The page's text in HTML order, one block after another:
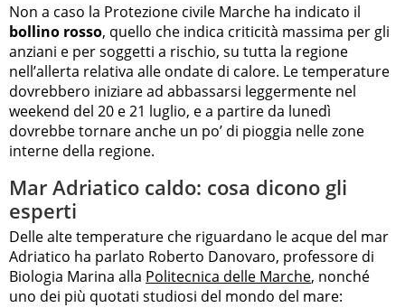
Non a caso la Protezione civile Marche ha indicato il
bollino rosso, quello che indica criticità massima per gli
anziani e per soggetti a rischio, su tutta la regione
nell’allerta relativa alle ondate di calore. Le temperature
dovrebbero iniziare ad abbassarsi leggermente nel
weekend del 20 e 21 luglio, e a partire da lunedì
dovrebbe tornare anche un po’ di pioggia nelle zone
interne della regione.
Mar Adriatico caldo: cosa dicono gli
esperti
Delle alte temperature che riguardano le acque del mar
Adriatico ha parlato Roberto Danovaro, professore di
Biologia Marina alla Politecnica delle Marche, nonché
uno dei più quotati studiosi del mondo del mare: